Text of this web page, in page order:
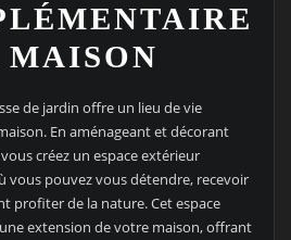
MAISON
de jardin offre un lieu de vie
En aménageant et décorant
créez un espace extérieur
vous pouvez vous détendre, recevoir
profiter de la nature. Cet espace
extension de votre maison, offrant